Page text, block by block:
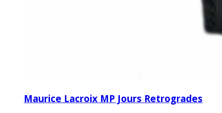
Maurice Lacroix MP Jours Retrogrades